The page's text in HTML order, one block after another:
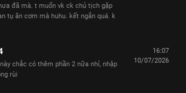
đã mà. t muốn vk ck chủ tịch gặp
tụ ăn cơm mà huhu. kết ngắn quá. k
chắc có thêm phần 2 nữa nhỉ, nhập
rùi
16:07
10/07/2026